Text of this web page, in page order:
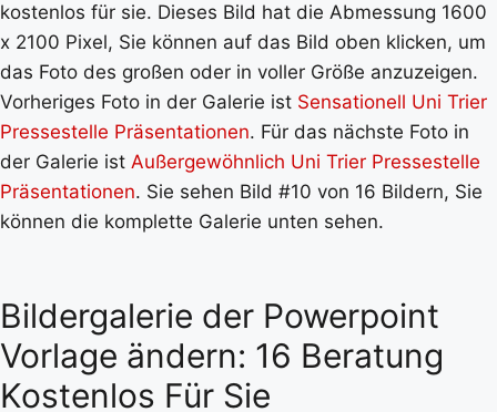
kostenlos für sie. Dieses Bild hat die Abmessung 1600
x 2100 Pixel, Sie können auf das Bild oben klicken, um
das Foto des großen oder in voller Größe anzuzeigen.
Vorheriges Foto in der Galerie ist Sensationell Uni Trier
Pressestelle Präsentationen. Für das nächste Foto in
der Galerie ist Außergewöhnlich Uni Trier Pressestelle
Präsentationen. Sie sehen Bild #10 von 16 Bildern, Sie
können die komplette Galerie unten sehen.
Bildergalerie der Powerpoint
Vorlage ändern: 16 Beratung
Kostenlos Für Sie